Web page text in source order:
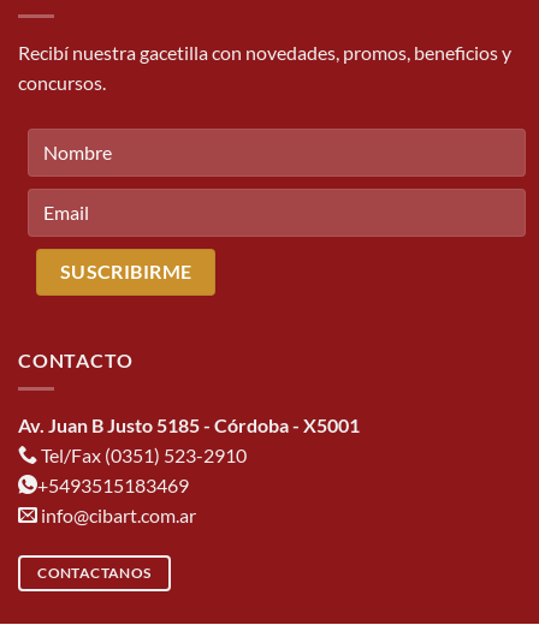
Recibí nuestra gacetilla con novedades, promos, beneficios y
concursos.
CONTACTO
Av. Juan B Justo 5185 - Córdoba - X5001
Tel/Fax (0351) 523-2910
+5493515183469
info@cibart.com.ar
CONTACTANOS